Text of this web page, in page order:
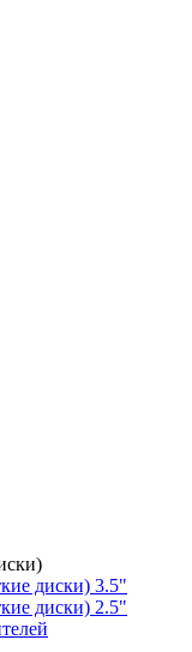
диски) 3.5"
диски) 2.5"